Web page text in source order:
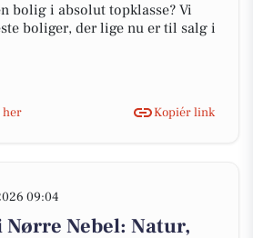
bolig i absolut topklasse? Vi
boliger, der lige nu er til salg i
her
Kopiér link
09:04
Nørre Nebel: Natur,